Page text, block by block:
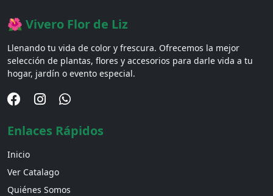
🌺 Vivero Flor de Liz
Llenando tu vida de color y frescura. Ofrecemos la mejor
selección de plantas, flores y accesorios para darle vida a tu
hogar, jardín o evento especial.
Enlaces Rápidos
Inicio
Ver Catalago
Quiénes Somos